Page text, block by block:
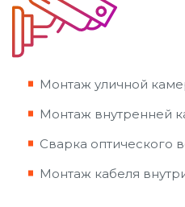
Монтаж уличной
Монтаж внутренней
Сварка оптического
Монтаж кабеля